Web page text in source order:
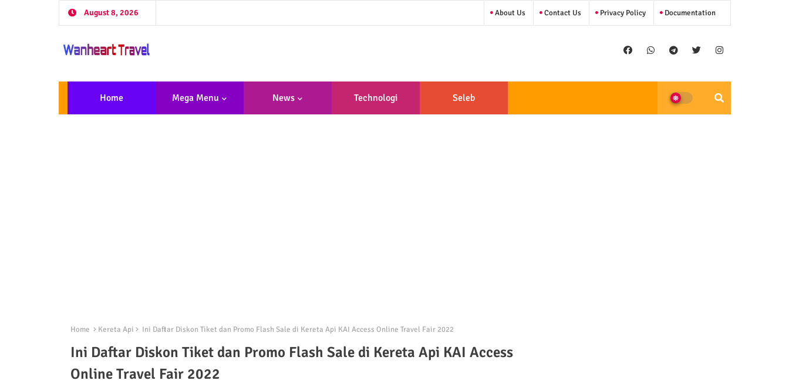
August 8, 2026 About Us Contact Us Privacy Policy Documentation
Home Mega Menu News Technologi Seleb
Home Kereta Api Ini Daftar Diskon Tiket dan Promo Flash Sale di Kereta Api KAI Access Online Travel Fair 2022
Ini Daftar Diskon Tiket dan Promo Flash Sale di Kereta Api KAI Access
Online Travel Fair 2022